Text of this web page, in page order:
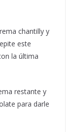
chantilly y
este
la última
restante y
para darle